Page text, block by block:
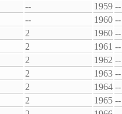
-- 1959 --
-- 1960 --
2 1960 --
2 1961 --
2 1962 --
2 1963 --
2 1964 --
2 1965 --